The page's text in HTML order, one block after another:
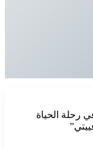
رحلة الحياة